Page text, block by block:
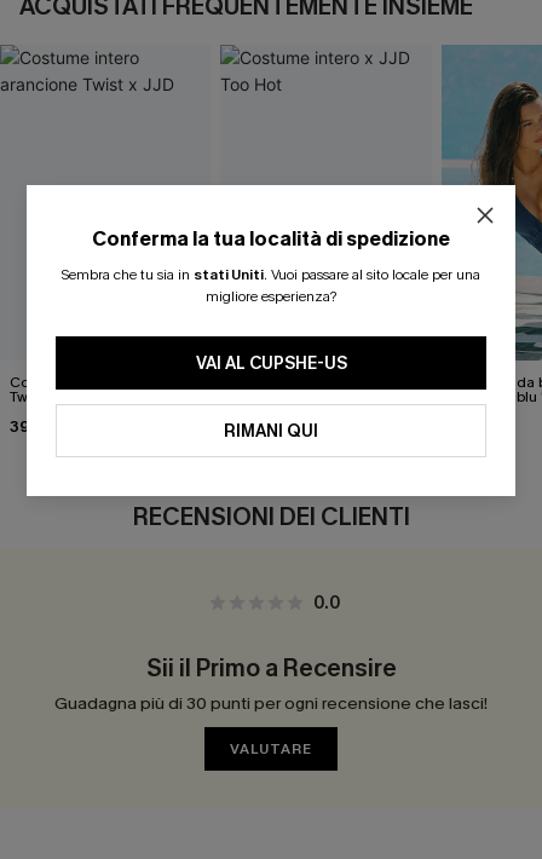
Costume intero arancione
Twist x JJD
39,00 € 39,00 €
Costume da
monokini
Somewhere"
RECENSIONI DEI CLIENTI
0.0
Sii il Primo a Recensire
Guadagna più di 30 punti per ogni recensione che lasci!
VALUTARE
Conferma la tua località di spedizione
Sembra che tu sia in stati Uniti. Vuoi passare al sito locale per una
migliore esperienza?
VAI AL CUPSHE-US
RIMANI QUI